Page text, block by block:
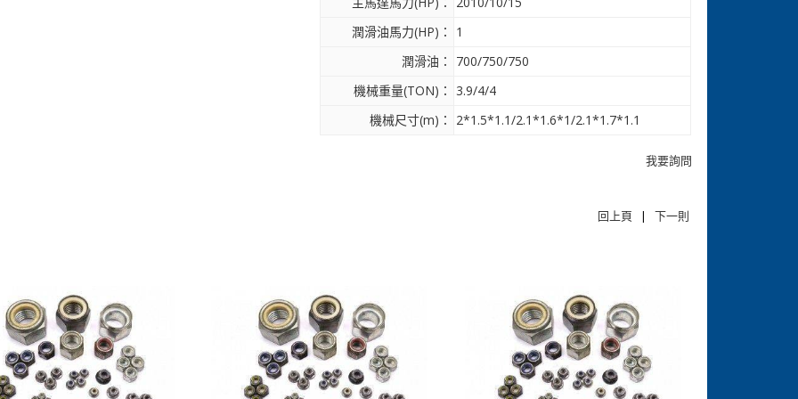
潤滑油馬力(HP)：
1
潤滑油：
700/750/750
機械重量(TON)：
3.9/4/4
機械尺寸(m)：
2*1.5*1.1/2.1*1.6*1/2.1*1.7*1.1
我要詢問
回上頁 | 下一則